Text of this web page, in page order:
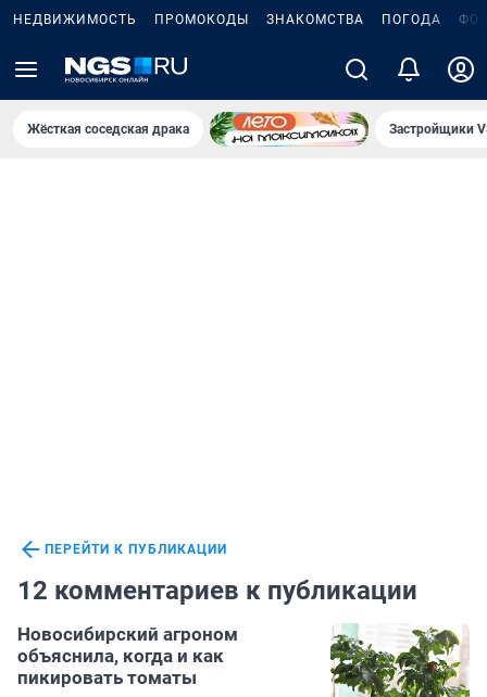
НЕДВИЖИМОСТЬ ПРОМОКОДЫ ЗНАКОМСТВА ПОГОДА
Жёсткая соседская драка Застройщики
ПЕРЕЙТИ К ПУБЛИКАЦИИ
12 комментариев к публикации
Новосибирский агроном
объяснила, когда и как
пикировать томаты